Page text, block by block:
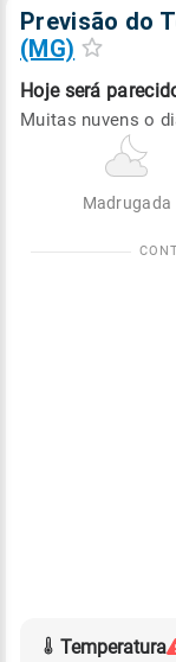
Previsão do
(MG)
Hoje será
Muitas nuvens o
Madrugada
Temperatura